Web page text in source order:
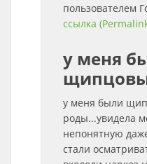
пользователем
ссылка
у меня
у меня были
роды...увидела
непонятную
стали